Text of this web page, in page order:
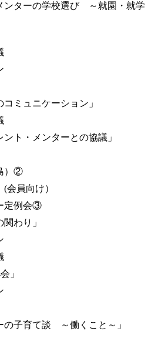
ンターの学校選び ～就園・就学
ミュニケーション」
ト・メンターとの協議」
）②
会員向け）
定例会③
わり」
」
の子育て談 ～働くこと～」